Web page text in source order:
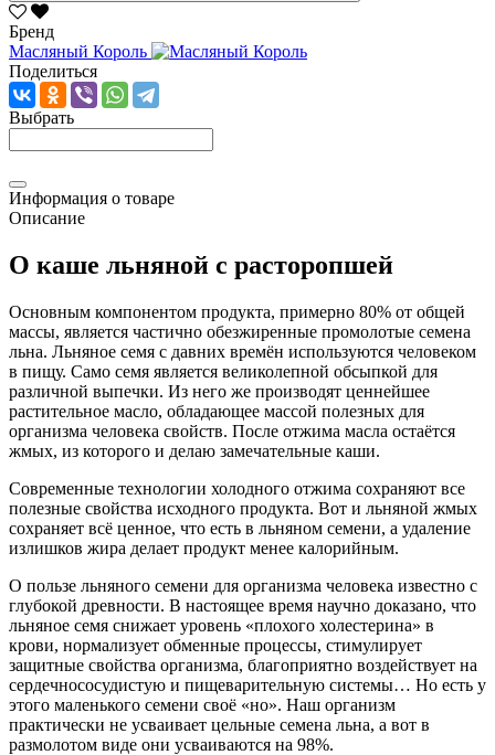
Бренд
Масляный Король
Поделиться
Выбрать
Информация о товаре
Описание
О каше льняной с расторопшей
Основным компонентом продукта, примерно 80% от общей
массы, является частично обезжиренные промолотые семена
льна. Льняное семя с давних времён используются человеком
в пищу. Само семя является великолепной обсыпкой для
различной выпечки. Из него же производят ценнейшее
растительное масло, обладающее массой полезных для
организма человека свойств. После отжима масла остаётся
жмых, из которого и делаю замечательные каши.
Современные технологии холодного отжима сохраняют все
полезные свойства исходного продукта. Вот и льняной жмых
сохраняет всё ценное, что есть в льняном семени, а удаление
излишков жира делает продукт менее калорийным.
О пользе льняного семени для организма человека известно с
глубокой древности. В настоящее время научно доказано, что
льняное семя снижает уровень «плохого холестерина» в
крови, нормализует обменные процессы, стимулирует
защитные свойства организма, благоприятно воздействует на
сердечнососудистую и пищеварительную системы… Но есть у
этого маленького семени своё «но». Наш организм
практически не усваивает цельные семена льна, а вот в
размолотом виде они усваиваются на 98%.